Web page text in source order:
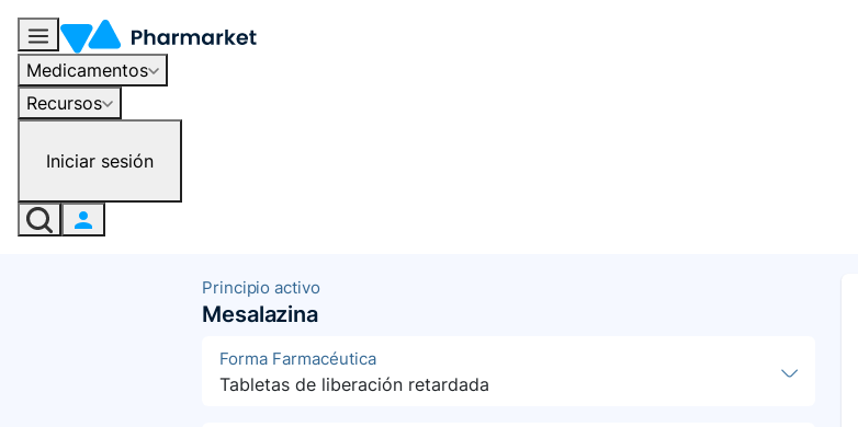
Medicamentos
Recursos
Iniciar sesión
Principio activo
Mesalazina
Forma Farmacéutica
Tabletas de liberación retardada